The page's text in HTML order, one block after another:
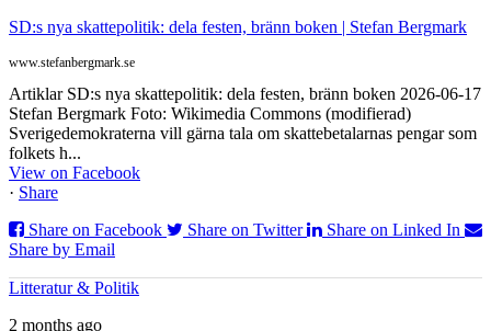
SD:s nya skattepolitik: dela festen, bränn boken | Stefan Bergmark
www.stefanbergmark.se
Artiklar SD:s nya skattepolitik: dela festen, bränn boken 2026-06-17
Stefan Bergmark Foto: Wikimedia Commons (modifierad)
Sverigedemokraterna vill gärna tala om skattebetalarnas pengar som
folkets h...
View on Facebook
· Share
Share on Facebook
Share on Twitter
Share on Linked In
Share by Email
Litteratur & Politik
2 months ago